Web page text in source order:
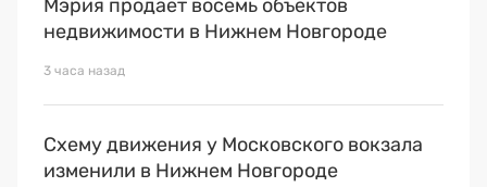
Мэрия продает восемь объектов
недвижимости в Нижнем Новгороде
3 часа назад
Схему движения у Московского вокзала
изменили в Нижнем Новгороде